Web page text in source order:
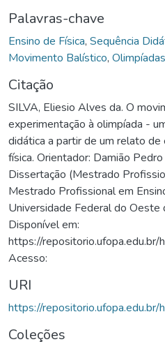
Palavras-chave
Ensino de Física, Sequência
Movimento Balístico,
Citação
SILVA, Eliesio Alves da. O
experimentação à olimpíada -
didática a partir de um relato de
física. Orientador: Damião
Dissertação (Mestrado
Mestrado Profissional em
Universidade Federal do Oeste
Disponível em:
https://
Acesso:
URI
https://
Coleções